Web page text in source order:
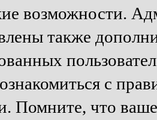
возможности.
также
с
Помните, что